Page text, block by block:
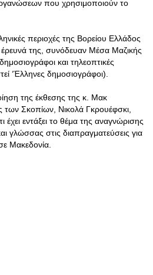
που χρησιμοποιούν το
περιοχές της Βορείου Ελλάδος
της, συνόδευαν Μέσα Μαζικής
και τηλεοπτικές
‘Έλληνες δημοσιογράφοι).
της έκθεσης της κ. Μακ
Σκοπίων, Νικολά Γκρουέφσκι,
εντάξει το θέμα της αναγνώρισης
γλώσσας στις διαπραγματεύσεις για
Μακεδονία.